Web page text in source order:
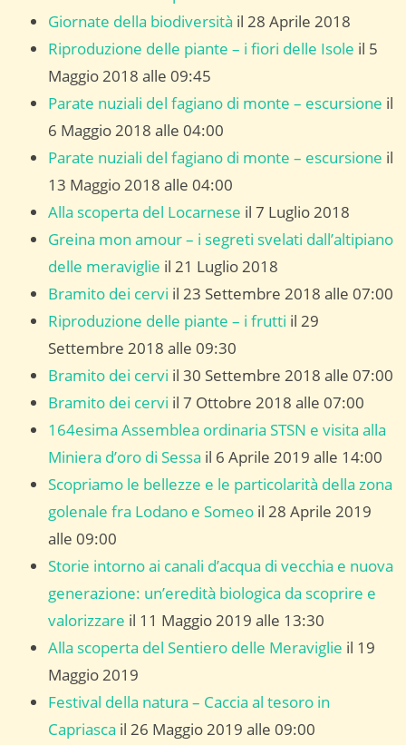
Giornate della biodiversità il 28 Aprile 2018
Riproduzione delle piante – i fiori delle Isole il 5
Maggio 2018 alle 09:45
Parate nuziali del fagiano di monte – escursione il
6 Maggio 2018 alle 04:00
Parate nuziali del fagiano di monte – escursione il
13 Maggio 2018 alle 04:00
Alla scoperta del Locarnese il 7 Luglio 2018
Greina mon amour – i segreti svelati dall’altipiano
delle meraviglie il 21 Luglio 2018
Bramito dei cervi il 23 Settembre 2018 alle 07:00
Riproduzione delle piante – i frutti il 29
Settembre 2018 alle 09:30
Bramito dei cervi il 30 Settembre 2018 alle 07:00
Bramito dei cervi il 7 Ottobre 2018 alle 07:00
164esima Assemblea ordinaria STSN e visita alla
Miniera d’oro di Sessa il 6 Aprile 2019 alle 14:00
Scopriamo le bellezze e le particolarità della zona
golenale fra Lodano e Someo il 28 Aprile 2019
alle 09:00
Storie intorno ai canali d’acqua di vecchia e nuova
generazione: un’eredità biologica da scoprire e
valorizzare il 11 Maggio 2019 alle 13:30
Alla scoperta del Sentiero delle Meraviglie il 19
Maggio 2019
Festival della natura – Caccia al tesoro in
Capriasca il 26 Maggio 2019 alle 09:00